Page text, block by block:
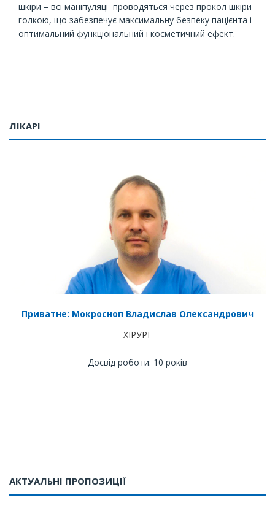
шкіри – всі маніпуляції проводяться через прокол шкіри
голкою, що забезпечує максимальну безпеку пацієнта і
оптимальний функціональний і косметичний ефект.
ЛІКАРІ
Приватне: Мокросноп Владислав Олександрович
ХІРУРГ
Досвід роботи: 10 років
АКТУАЛЬНІ ПРОПОЗИЦІЇ